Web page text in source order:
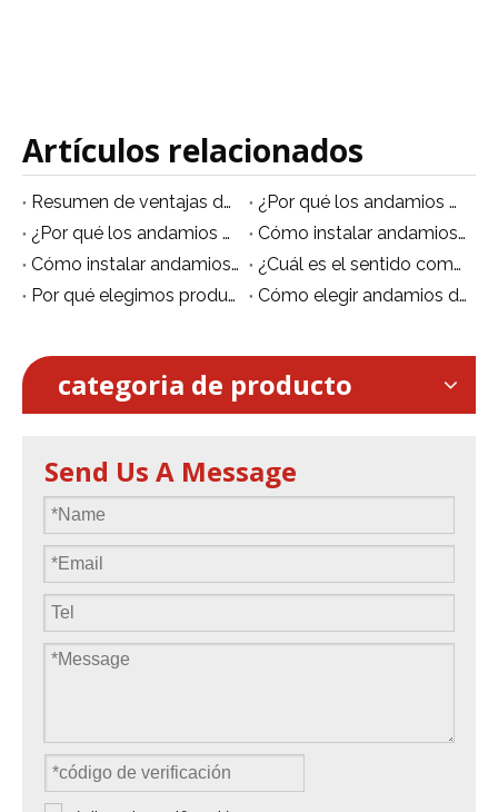
Artículos relacionados
Resumen de ventajas del andamio móvil de aluminio
¿Por qué los andamios de aluminio son multifuncionales?
¿Por qué los andamios de aluminio se están volviendo populares?
Cómo instalar andamios de aluminio no estándar
Cómo instalar andamios de aluminio de forma segura.
¿Cuál es el sentido común para el uso de andamios de aluminio?
Por qué elegimos producir andamios de aluminio
Cómo elegir andamios de aluminio
categoria de producto
Send Us A Message